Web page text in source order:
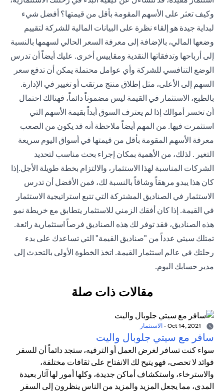
وكيف تعثر على الأسهم المقومة بأقل من قيمتها؟ أفضل شيء
لبداية جيدة هو إلقاء نظرة على البيانات المالية للشركة لتقييم
وضعها المالي، بالإضافة إلى معرفة السعر الحالي لسهمها بالنسبة
إلى أرباحها وتدفقاتها النقدية ومقاييس أخرى. عليك أيضاً أن تدرس
الوضع التنافسي للشركة وأي عوامل محتملة يمكن أن تدفع سعر
السهم إلى الأعلى، مثل إطلاق منتج مرتقب أو تغيير في الإدارة.
بالطبع، الاستثمار في القيمة ليس مضموناً دائماً، فهنالك احتمال
أن تخسر أموالك إذا لم يعترف السوق أبداً بقيمة الأسهم التي
استثمرت فيها. من المهم أيضاً ملاحظة أنه قد يكون من الصعب
معرفة الأسهم المقومة بأقل من قيمتها في أسواق اليوم سريعة
التغير . لذلك، من الأهمية بمكان إجراء بحث مناسب لتحديد
الشركات المناسبة لهذا الاستثمار، والالتزام بخطة طويلة الأجل.إذا
كان هذا يبدو مرهقاً وشاقاً بالنسبة لك، فمن الأفضل أن تدرس
الاستثمار في الصناديق المشتركة التي تتبع استراتيجية الاستثمار
في القيمة. إذا كان أفقك الزمني للاستثمار يتطابق مع خريطة نمو
هذه الصناديق، فقد توفر لك هذه الصناديق فرصاً استثمارية رائعة.
تمتلك سيتي عدداً من "صناديق القيمة" التي تساعدك على بدء
رحلتك في عالم استثمار القيمة. اتخذ الخطوة الأولى بالتحدث إلى
مدير حسابك اليوم.
مقالات ذات صلة
- الاستثمار
سافر مع سيتي جلوبال واليت
سواء كنت تسافر لغرض العمل أو الترفيه، ستجد دائماً أن للسفر
فوائد لا تحصى، فهو يتيح لك الانفتاح على ثقافات مختلفة،
والاسترخاء، واستكشاف أماكن جديدة، وكلها أمور لها آثار بعيدة
المدى، مما يجعل المزيد والمزيد من الناس ينظرون إلى السفر